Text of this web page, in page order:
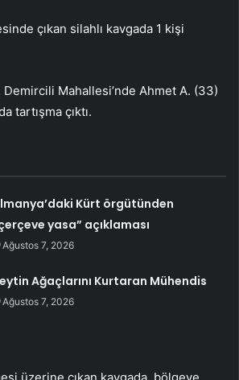
çıkan silahlı kavgada 1 kişi
Mahallesi’nde Ahmet A. (33)
tartışma çıktı.
Kürt örgütünden
yasa” açıklaması
Ağustos 7, 2026
Ağaçlarını Kurtaran Mühendis
Ağustos 7, 2026